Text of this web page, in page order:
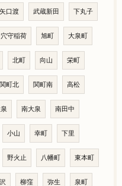
矢口渡 武蔵新田 下丸子
穴守稲荷 旭町 大泉町
北町 向山 栄町
関町北 関町南 高松
南大泉 南田中
小山 幸町 下里
野火止 八幡町 東本町
柳窪 弥生 泉町